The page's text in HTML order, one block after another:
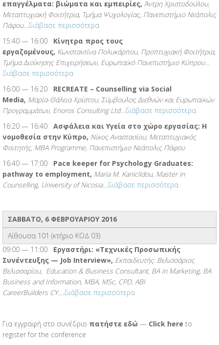
επαγγέλματα: βιώματα και εμπειρίες, Άντρη Χριστοδούλου,
Μεταπτυχιακή Φοιτήτρια, Τμήμα Ψυχολογίας, Πανεπιστήμιο Νεάπολις
Πάφου…διάβασε περισσότερα
15:40 — 16:00 Κίνητρα προς τους
εργαζομένους, Κωνσταντίνα Πολυκάρπου, Προπτυχιακή Φοιτήτρια,
Τμήμα Διοίκησης Επιχειρήσεων, Ευρωπαϊκό Πανεπιστήμιο Κύπρου…
διάβασε περισσότερα
16:00 — 16:20 RECREATE – Counselling via Social
Media, Μαρία-Θάλεια Xρίστου, Σύμβουλος Διεθνών και Ευρωπαϊκών
Προγραμμάτων, Enoros Consulting Ltd…διάβασε περισσότερα
16:20 — 16:40 Ασφάλεια και Υγεία στο χώρο εργασίας: Η
νομοθεσία στην Κύπρο, Νίκος Αναστασίου, Μεταπτυχιακός
Φοιτητής, MBA Programme, Πανεπιστήμιο Νεάπολις Πάφου
16:40 — 17:00 Pace keeper for Psychology Graduates:
pathway to employment, Maria M. Kaniclidou, Master in
Counselling, University of Nicosia…διάβασε περισσότερα
ΣΑΒΒΑΤΟ, 6 ΦΕΒΡΟΥΑΡΙΟΥ 2016
Αίθουσα 101 (κτήριο ΚΟΔ 03)
09:00 — 11:00 Εργαστήρι: «Τεχνικές Προσωπικής
Συνέντευξης — Job Interview», Εκπαιδευτής: Βελισσάριος
Βελισσαρίου, Education & Business Consultant, BA in Marketing, BA
Business and Information, MBA, MSc, CPD, ABI
CareerBuilders CY….διάβασε περισσότερα
Για εγγραφή στο συνέδριο πατήστε εδώ — Click here to
register for the conference